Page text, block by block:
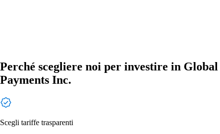
Perché scegliere noi per investire in Global
Payments Inc.
Scegli tariffe trasparenti